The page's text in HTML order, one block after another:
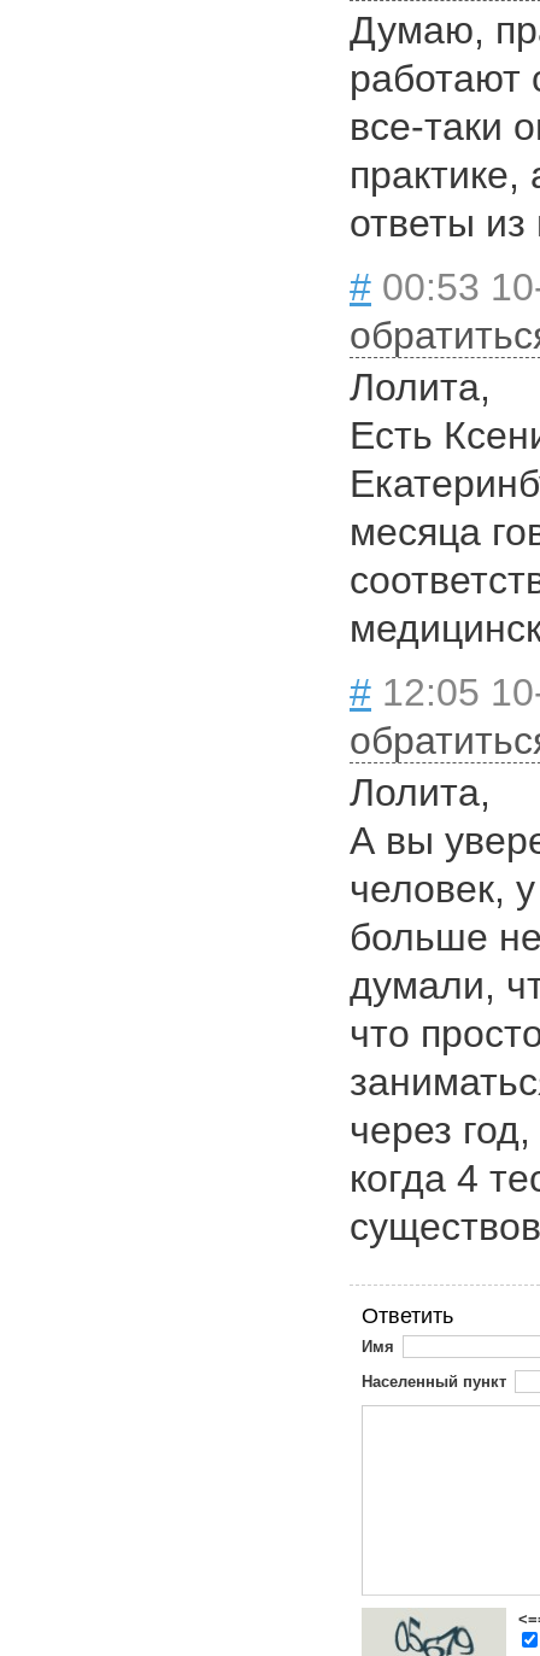
Думаю,
работают
все-таки
практике,
ответы из
# 00:53
Лолита,
Есть
месяца
# 12:05
Лолита,
А вы
человек,
больше
думали,
что
через
когда 4
Ответить
Имя
Населенный пункт